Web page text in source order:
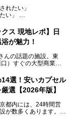
トも併せて紹介しま
入浴料が銭湯価格の5
れたい」
い」
す。
ズ銭湯」や「ネオ銭
銭湯なのか、その気に
順番で一挙にご紹介
ス 現地レポ】日
が魅力！
んの話題の施設。東
）すぐの大型商業施
プン。施設の様子をレ
選！安いカプセル
選【2026年版】
都内には、24時間営
が数多くあります。